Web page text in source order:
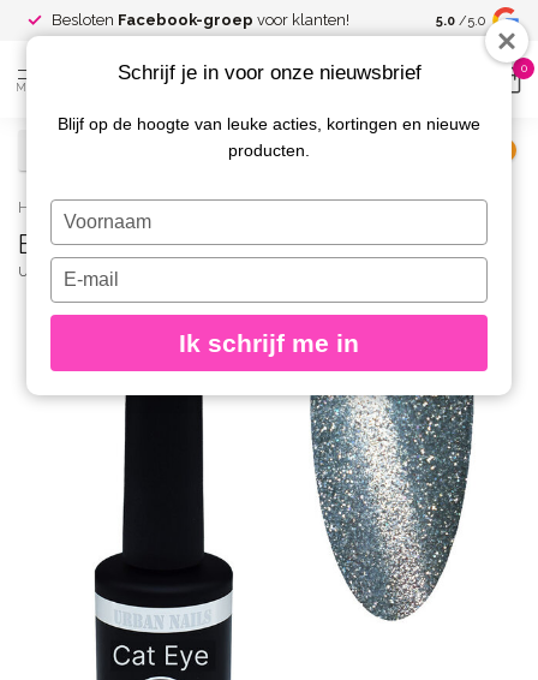
Besloten Facebook-groep voor klanten! Spaar voor
kortingen
5.0 /5.0
MENU
0
Home / Brilliant Cat Eye 16 8 gr.
Brilliant Cat Eye 16 8 gr.
URBAN NAILS
Schrijf je in voor onze nieuwsbrief
Blijf op de hoogte van leuke acties, kortingen en nieuwe
producten.
Typ
je
naam
Typ
je
e-
in
Ik schrijf me in